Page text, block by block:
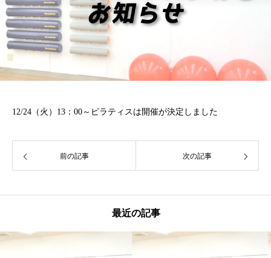
12/24（火）13：00～ピラティスは開催が決定しました
前の記事 次の記事
最近の記事